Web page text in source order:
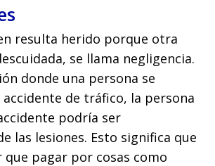
resulta herido porque otra
se llama negligencia.
donde una persona se
de tráfico, la persona
podría ser
las lesiones. Esto significa que
pagar por cosas como